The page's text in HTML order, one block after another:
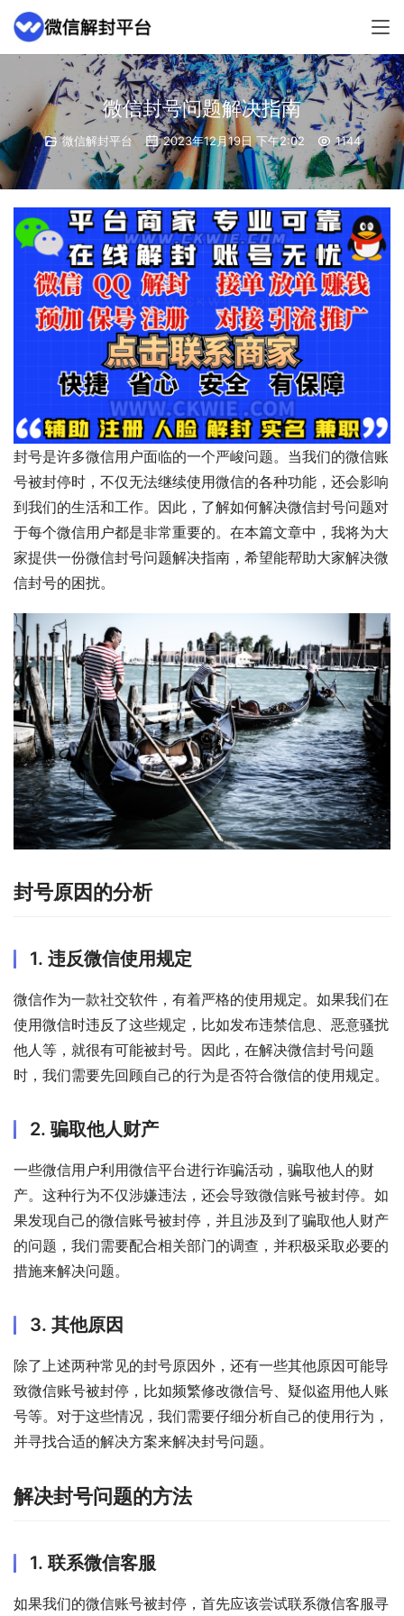
微信封号问题解决指南
微信解封平台 2023年12月19日 下午2:02 1144
封号是许多微信用户面临的一个严峻问题。当我们的微信账
号被封停时，不仅无法继续使用微信的各种功能，还会影响
到我们的生活和工作。因此，了解如何解决微信封号问题对
于每个微信用户都是非常重要的。在本篇文章中，我将为大
家提供一份微信封号问题解决指南，希望能帮助大家解决微
信封号的困扰。
封号原因的分析
1. 违反微信使用规定
微信作为一款社交软件，有着严格的使用规定。如果我们在
使用微信时违反了这些规定，比如发布违禁信息、恶意骚扰
他人等，就很有可能被封号。因此，在解决微信封号问题
时，我们需要先回顾自己的行为是否符合微信的使用规定。
2. 骗取他人财产
一些微信用户利用微信平台进行诈骗活动，骗取他人的财
产。这种行为不仅涉嫌违法，还会导致微信账号被封停。如
果发现自己的微信账号被封停，并且涉及到了骗取他人财产
的问题，我们需要配合相关部门的调查，并积极采取必要的
措施来解决问题。
3. 其他原因
除了上述两种常见的封号原因外，还有一些其他原因可能导
致微信账号被封停，比如频繁修改微信号、疑似盗用他人账
号等。对于这些情况，我们需要仔细分析自己的使用行为，
并寻找合适的解决方案来解决封号问题。
解决封号问题的方法
1. 联系微信客服
如果我们的微信账号被封停，首先应该尝试联系微信客服寻